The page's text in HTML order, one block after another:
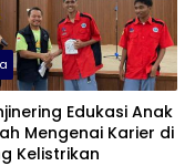
Edukasi Anak
Mengenai Karier di
Kelistrikan